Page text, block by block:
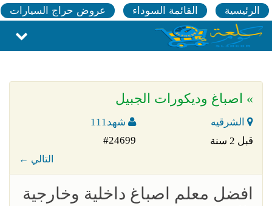
الرئيسية القائمة السوداء عروض حراج السيارات
» اصباغ وديكورات الجبيل
الشرقيه
شهد111
قبل 2 سنة
#24699
← التالي
افضل معلم اصباغ داخلية وخارجية